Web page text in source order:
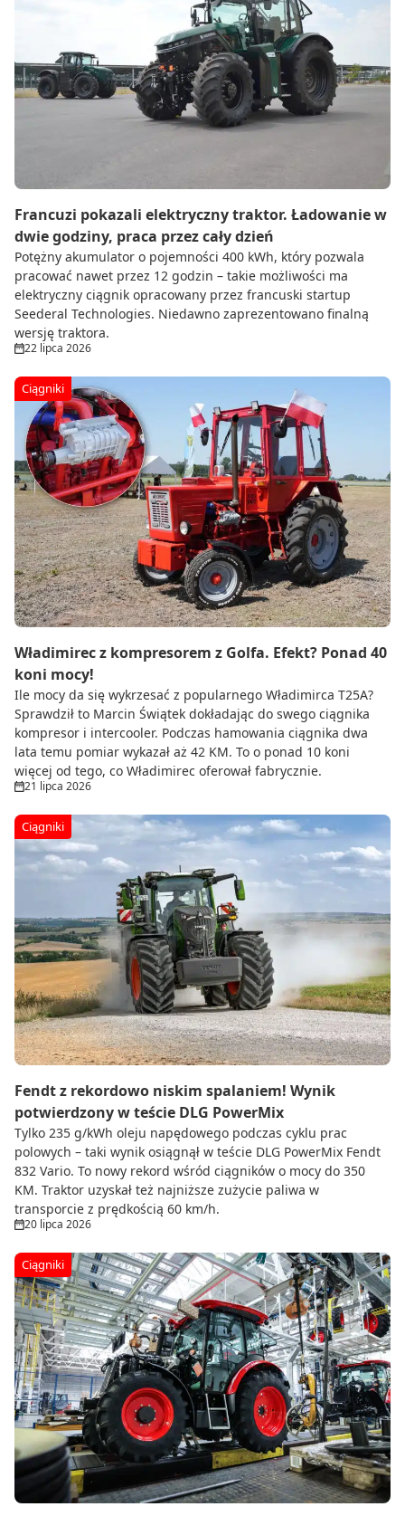
Francuzi pokazali elektryczny traktor. Ładowanie w
dwie godziny, praca przez cały dzień
Potężny akumulator o pojemności 400 kWh, który pozwala
pracować nawet przez 12 godzin – takie możliwości ma
elektryczny ciągnik opracowany przez francuski startup
Seederal Technologies. Niedawno zaprezentowano finalną
wersję traktora.
22 lipca 2026
Ciągniki
Władimirec z kompresorem z Golfa. Efekt? Ponad 40
koni mocy!
Ile mocy da się wykrzesać z popularnego Władimirca T25A?
Sprawdził to Marcin Świątek dokładając do swego ciągnika
kompresor i intercooler. Podczas hamowania ciągnika dwa
lata temu pomiar wykazał aż 42 KM. To o ponad 10 koni
więcej od tego, co Władimirec oferował fabrycznie.
21 lipca 2026
Ciągniki
Fendt z rekordowo niskim spalaniem! Wynik
potwierdzony w teście DLG PowerMix
Tylko 235 g/kWh oleju napędowego podczas cyklu prac
polowych – taki wynik osiągnął w teście DLG PowerMix Fendt
832 Vario. To nowy rekord wśród ciągników o mocy do 350
KM. Traktor uzyskał też najniższe zużycie paliwa w
transporcie z prędkością 60 km/h.
20 lipca 2026
Ciągniki